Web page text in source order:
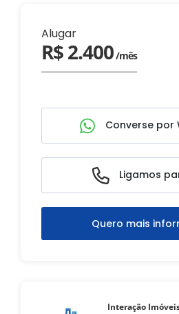
Alugar
R$ 2.400/mês
Converse por
Ligamos
Quero mais
Interação